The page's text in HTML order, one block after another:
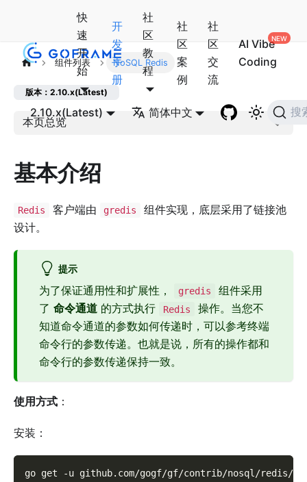
快
速
开
始
开
发
手
册
社
区
教
程
社
区
案
例
社
区
交
流
AI Vibe
Coding
2.10.x(Latest) 简体中文 搜
组件列表 NoSQL Redis
版本：2.10.x(Latest)
本页总览
基本介绍
Redis 客户端由 gredis
组件实现，底层采用了链接池
设计。
提示
为了保证通用性和扩展性， gredis
组件采用
了 命令通道 的方式执行 Redis
操作。当您不
知道命令通道的参数如何传递时，可以参考终端
命令行的参数传递。也就是说，所有的操作都和
命令行的参数传递保持一致。
使用方式 ：
安装：
go get -u github.com/gogf/gf/contrib/nosql/redis/v2